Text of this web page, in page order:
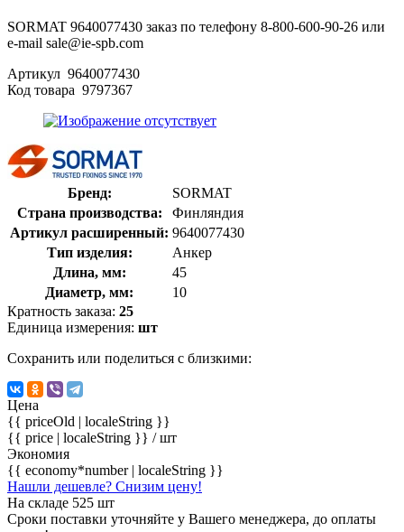
SORMAT 9640077430 заказ по телефону 8-800-600-90-26 или
e-mail sale@ie-spb.com
Артикул 9640077430
Код товара 9797367
Бренд:
SORMAT
Страна производства:
Финляндия
Артикул расширенный: 9640077430
Тип изделия:
Анкер
Длина, мм:
45
Диаметр, мм:
10
Кратность заказа: 25
Единица измерения: шт
Сохранить или поделиться с близкими:
Цена
{{ priceOld | localeString }}
{{ price | localeString }} / шт
Экономия
{{ economy*number | localeString }}
Нашли дешевле? Снизим цену!
На складе 525 шт
Сроки поставки уточняйте у Вашего менеджера, до оплаты